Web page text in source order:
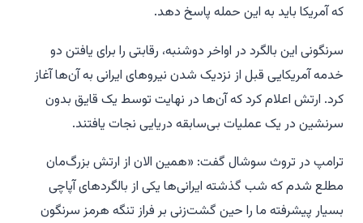
که آمریکا باید به این حمله پاسخ دهد.
سرنگونی این بالگرد در اواخر دوشنبه، رقابتی را برای یافتن دو
خدمه آمریکایی قبل از نزدیک شدن نیروهای ایرانی به آن‌ها آغاز
کرد. ارتش اعلام کرد که آن‌ها در نهایت توسط یک قایق بدون
سرنشین در یک عملیات بی‌سابقه دریایی نجات یافتند.
ترامپ در تروث سوشال گفت: «همین الان از ارتش بزرگ‌مان
مطلع شدم که شب گذشته ایرانی‌ها یکی از بالگردهای آپاچی
بسیار پیشرفته ما را حین گشت‌زنی بر فراز تنگه هرمز سرنگون